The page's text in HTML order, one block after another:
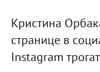
Кристина
странице в
Instagram